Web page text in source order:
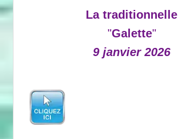
La traditionnelle
"Galette"
9 janvier 2026